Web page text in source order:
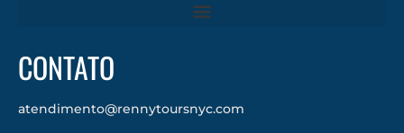
CONTATO
atendimento@rennytoursnyc.com